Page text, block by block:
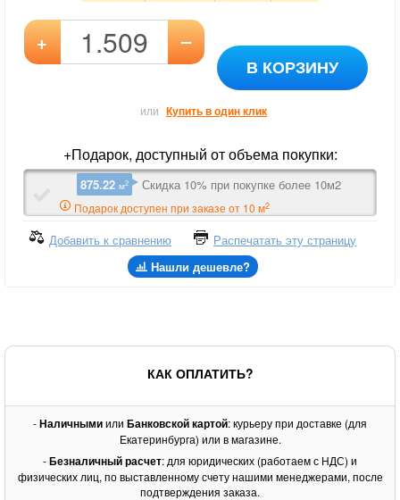
+ –
В КОРЗИНУ
или Купить в один клик
+Подарок, доступный от объема покупки:
875.22 м2 Скидка 10% при покупке более 10м2
Подарок доступен при заказе от 10 м2
Добавить к сравнению
Распечатать эту страницу
Нашли дешевле?
КАК ОПЛАТИТЬ?
-Наличнымиили Банковской картой: курьеру при доставке (для
Екатеринбурга) или в магазине.
-Безналичный расчет: для юридических (работаем с НДС) и
физических лиц, по выставленному счету нашими менеджерами, после
подтверждения заказа.